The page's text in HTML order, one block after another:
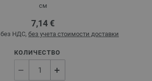
см
7,14 €
без НДС, без учета стоимости доставки
КОЛИЧЕСТВО